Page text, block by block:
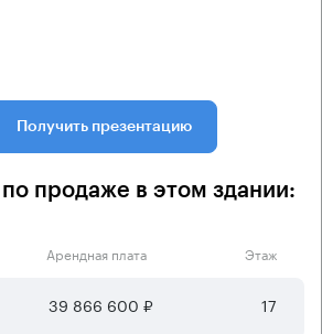
Получить презентацию
продаже в этом здании:
Арендная плата Этаж
39 866 600 ₽ 17